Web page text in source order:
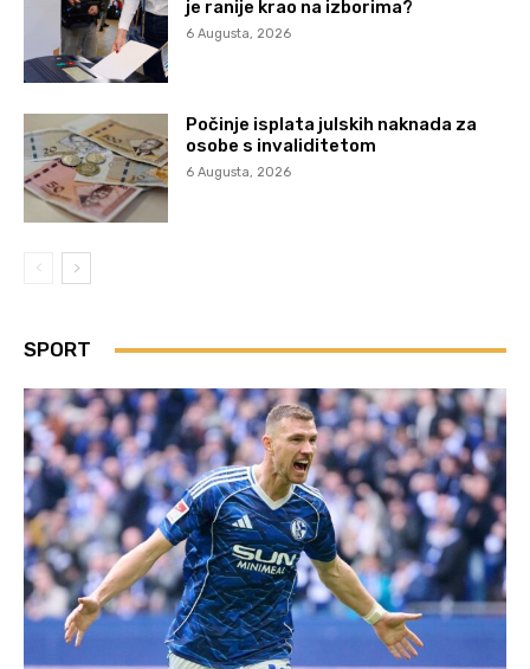
je ranije krao na izborima?
6 Augusta, 2026
Počinje isplata julskih naknada za
osobe s invaliditetom
6 Augusta, 2026
SPORT